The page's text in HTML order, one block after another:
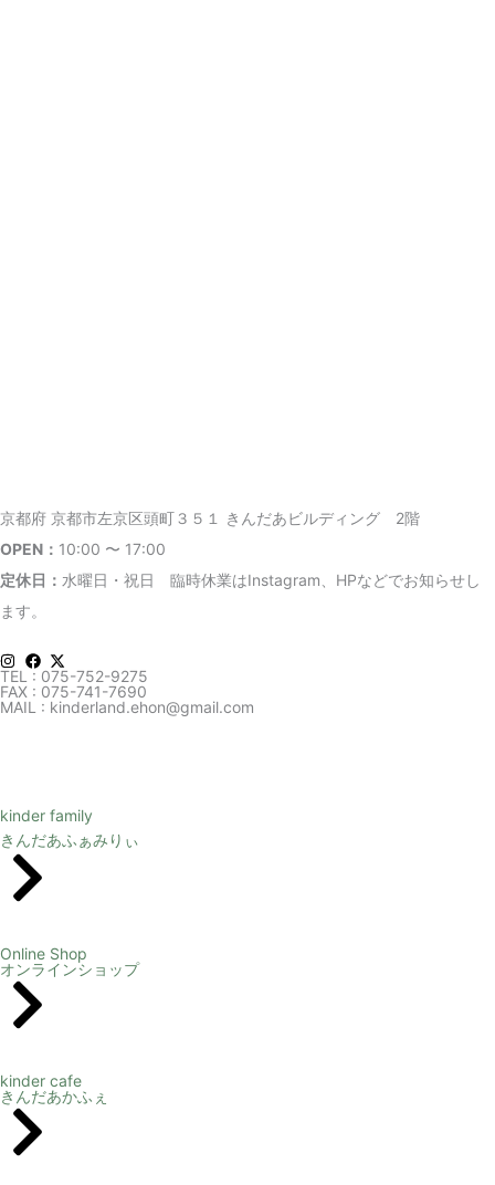
京都府 京都市左京区頭町３５１ きんだあビルディング 2階
OPEN： 10:00 〜 17:00
定休日： 水曜日・祝日 臨時休業はInstagram、HPなどでお知らせし
ます。
TEL : 075-752-9275
FAX : 075-741-7690
MAIL : kinderland.ehon@gmail.com
kinder family
きんだあふぁみりぃ
Online Shop
オンラインショップ
kinder cafe
きんだあかふぇ